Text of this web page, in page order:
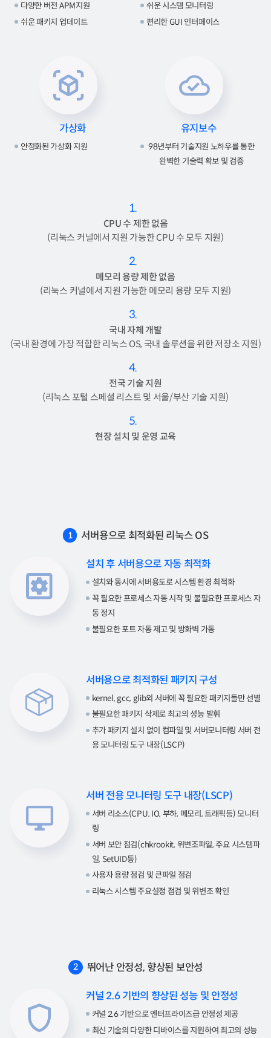
다양한 버전 APM지원
쉬운 패키지 업데이트
쉬운 시스템 모니터링
편리한 GUI 인터페이스
가상화
안정화된 가상화 지원
유지보수
98년부터 기술지원 노하우를 통한
완벽한 기술력 확보 및 검증
1.
CPU 수 제한 없음
(리눅스 커널에서 지원 가능한 CPU 수 모두 지원)
2.
메모리 용량 제한 없음
(리눅스 커널에서 지원 가능한 메모리 용량 모두 지원)
3.
국내 자체 개발
(국내 환경에 가장 적합한 리눅스 OS, 국내 솔루션을 위한 저장소 지원)
4.
전국 기술 지원
(리눅스 포털 스페셜 리스트 및 서울/부산 기술 지원)
5.
현장 설치 및 운영 교육
1 서버용으로 최적화된 리눅스 OS
설치 후 서버용으로 자동 최적화
설치와 동시에 서버용도로 시스템 환경 최적화
꼭 필요한 프로세스 자동 시작 및 불필요한 프로세스 자
동 정지
불필요한 포트 자동 제고 및 방화벽 가동
서버용으로 최적화된 패키지 구성
kernel, gcc, glib외 서버에 꼭 필요한 패키지들만 선별
불필요한 패키지 삭제로 최고의 성능 발휘
추가 패키지 설치 없이 컴파일 및 서버모니터링 서버 전
용 모니터링 도구 내장(LSCP)
서버 전용 모니터링 도구 내장(LSCP)
서버 리소스(CPU, IO, 부하, 메모리, 트래픽등) 모니터
링
서버 보안 점검(chkrookit, 위변조파일, 주요 시스템파
일, SetUID등)
사용자 용량 점검 및 큰파일 점검
리눅스 시스템 주요설정 점검 및 위변조 확인
2 뛰어난 안정성, 향상된 보안성
커널 2.6 기반의 향상된 성능 및 안정성
커널 2.6 기반으로 엔터프라이즈급 안정성 제공
최신 기술의 다양한 디바이스를 지원하여 최고의 성능